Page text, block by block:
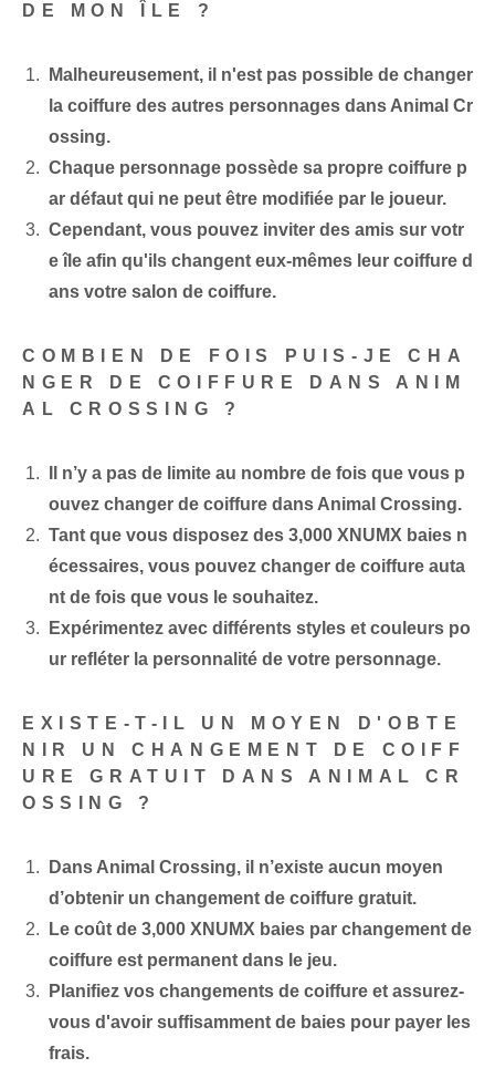
DE MON ÎLE ?
Malheureusement, il n'est pas possible de changer
la coiffure des autres personnages dans Animal Cr
ossing.
Chaque personnage possède sa propre coiffure p
ar défaut qui ne peut être modifiée par le joueur.
Cependant, vous pouvez inviter des amis sur votr
e île afin qu'ils changent eux-mêmes leur coiffure d
ans votre salon de coiffure.
COMBIEN DE FOIS PUIS-JE CHA
NGER DE COIFFURE DANS ANIM
AL CROSSING ?
Il n’y a pas de limite au nombre de fois que vous p
ouvez changer de coiffure dans Animal Crossing.
Tant que vous disposez des 3,000 XNUMX baies n
écessaires, vous pouvez changer de coiffure auta
nt de fois que vous le souhaitez.
Expérimentez avec différents styles et couleurs po
ur refléter la personnalité de votre personnage.
EXISTE-T-IL UN MOYEN D'OBTE
NIR UN CHANGEMENT DE COIFF
URE GRATUIT DANS ANIMAL CR
OSSING ?
Dans Animal Crossing, il n’existe aucun moyen
d’obtenir un changement de coiffure gratuit.
Le coût de 3,000 XNUMX baies par changement de
coiffure est permanent dans le jeu.
Planifiez vos changements de coiffure et assurez-
vous d'avoir suffisamment de baies pour payer les
frais.